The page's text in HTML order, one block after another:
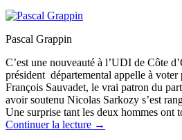
Pascal Grappin
C’est une nouveauté à l’UDI de Côte
président départemental appelle à
François Sauvadet, le vrai patron du
avoir soutenu Nicolas Sarkozy s’est
Une surprise tant les deux hommes ont
Continuer la lecture →